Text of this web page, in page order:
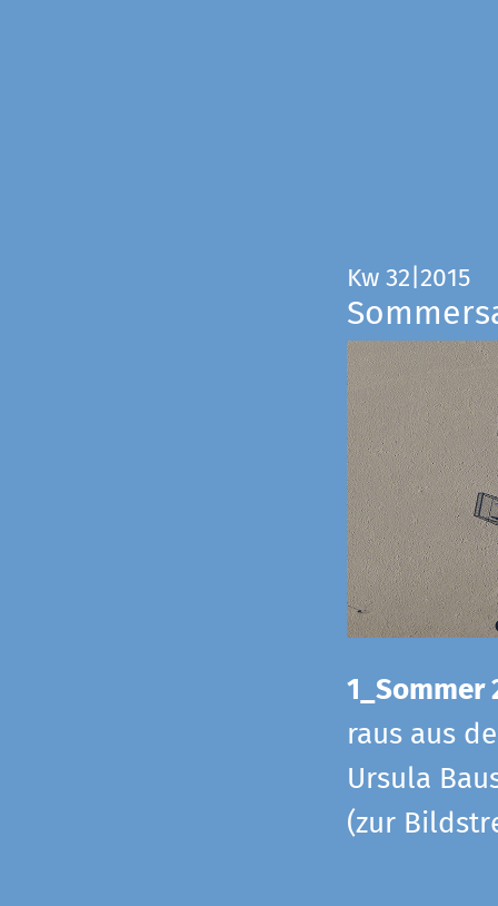
Kw 32|2015
raus aus
Ursula
(zur